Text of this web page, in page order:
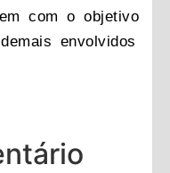
com o objetivo
envolvidos